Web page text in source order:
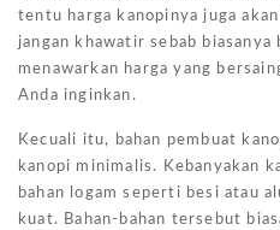
tentu harga kanopinya juga
jangan khawatir sebab
menawarkan harga yang
Anda inginkan.
Kecuali itu, bahan pembuat
kanopi minimalis. Kebanyakan
bahan logam seperti besi atau
kuat. Bahan-bahan tersebut